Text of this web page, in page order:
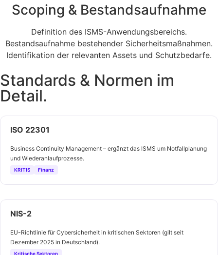
Scoping & Bestandsaufnahme
Definition des ISMS-Anwendungsbereichs.
Bestandsaufnahme bestehender Sicherheitsmaßnahmen.
Identifikation der relevanten Assets und Schutzbedarfe.
Standards & Normen im
Detail.
ISO 22301
Business Continuity Management – ergänzt das ISMS um Notfallplanung
und Wiederanlaufprozesse.
KRITIS Finanz
NIS-2
EU-Richtlinie für Cybersicherheit in kritischen Sektoren (gilt seit
Dezember 2025 in Deutschland).
Kritische Sektoren